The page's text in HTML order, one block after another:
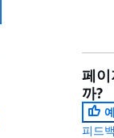
페이
까?
예
피드